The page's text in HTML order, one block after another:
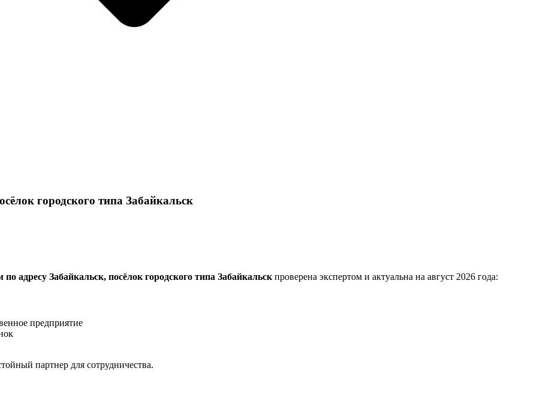
городского типа Забайкальск
адресу Забайкальск, посёлок городского типа Забайкальск проверена экспертом и актуальна на август 2026 года:
предприятие
партнер для сотрудничества.